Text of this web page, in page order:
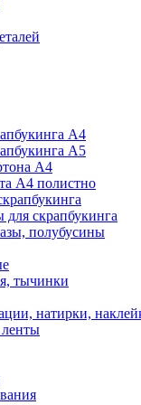
А4
А5
А4
А4 полистно
скрапбукинга
полубусины
тычинки
натирки,